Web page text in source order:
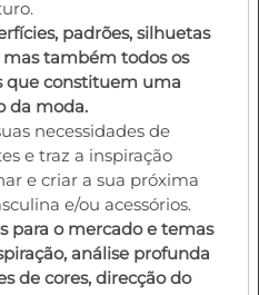
padrões, silhuetas
mas também todos os
que constituem uma
da moda.
necessidades de
e traz a inspiração
e criar a sua próxima
e/ou acessórios.
para o mercado e temas
análise profunda
de cores, direcção do